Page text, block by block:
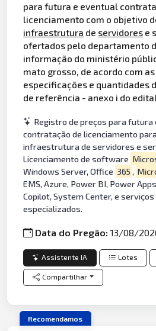
para futura e eventual
licenciamento com o objetivo
infraestrutura de servidores e
ofertados pelo departamento
informação do ministério
mato grosso, de acordo com
especificações e quantidades
de referência - anexo i do
Registro de preços para futura
contratação de licenciamento
infraestrutura de servidores e
Licenciamento de software
Windows Server, Office 365 ,
EMS, Azure, Power BI, Power
Copilot, System Center, e
especializados.
Data do Pregão:13/08/
Assistente IA Lotes
Compartilhar
Recomendamos